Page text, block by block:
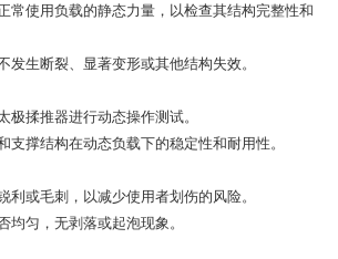
常使用负载的静态力量，以检查其结构完整性和
发生断裂、显著变形或其他结构失效。
极揉推器进行动态操作测试。
支撑结构在动态负载下的稳定性和耐用性。
利或毛刺，以减少使用者划伤的风险。
均匀，无剥落或起泡现象。